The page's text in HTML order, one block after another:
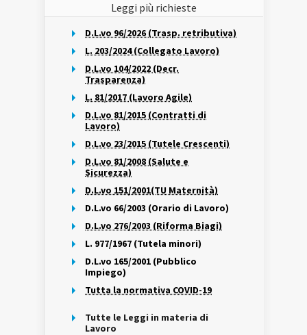
Leggi più richieste
D.L.vo 96/2026 (Trasp. retributiva)
L. 203/2024 (Collegato Lavoro)
D.L.vo 104/2022 (Decr.
Trasparenza)
L. 81/2017 (Lavoro Agile)
D.L.vo 81/2015 (Contratti di
Lavoro)
D.L.vo 23/2015 (Tutele Crescenti)
D.L.vo 81/2008 (Salute e
Sicurezza)
D.L.vo 151/2001(TU Maternità)
D.L.vo 66/2003 (Orario di Lavoro)
D.L.vo 276/2003 (Riforma Biagi)
L. 977/1967 (Tutela minori)
D.L.vo 165/2001 (Pubblico
Impiego)
Tutta la normativa COVID-19
Tutte le Leggi in materia di
Lavoro